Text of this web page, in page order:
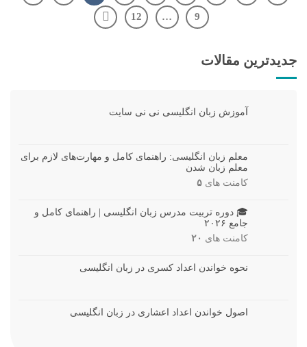
جدیدترین مقالات
آموزش زبان انگلیسی نی نی سایت
معلم زبان انگلیسی: راهنمای کامل و مهارت‌های لازم برای
معلم زبان شدن
کامنت های ۵
🎓 دوره تربیت مدرس زبان انگلیسی | راهنمای کامل و
جامع ۲۰۲۶
کامنت های ۲۰
نحوه خواندن اعداد کسری در زبان انگلیسی
اصول خواندن اعداد اعشاری در زبان انگلیسی
9
…
12